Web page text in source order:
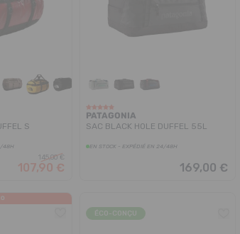
S
48H
145,00 €
107,90 €
PATAGONIA
SAC BLACK HOLE DUFFEL 55L
EN STOCK - EXPÉDIÉ EN 24/48H
169,00 €
ÉCO-CONÇU